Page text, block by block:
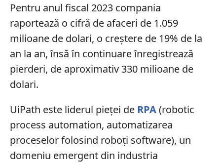
Pentru anul fiscal 2023 compania
raportează o cifră de afaceri de 1.059
milioane de dolari, o creștere de 19% de la
an la an, însă în continuare înregistrează
pierderi, de aproximativ 330 milioane de
dolari.
UiPath este liderul pieței de RPA(robotic
process automation, automatizarea
proceselor folosind roboți software), un
domeniu emergent din industria